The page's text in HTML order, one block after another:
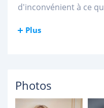
d'inconvénient à ce
Plus
Photos